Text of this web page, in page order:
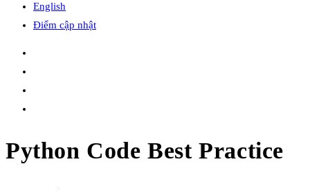
English
Điểm cập nhật
Python Code Best Practice